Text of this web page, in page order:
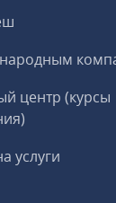
центр (курсы
услуги